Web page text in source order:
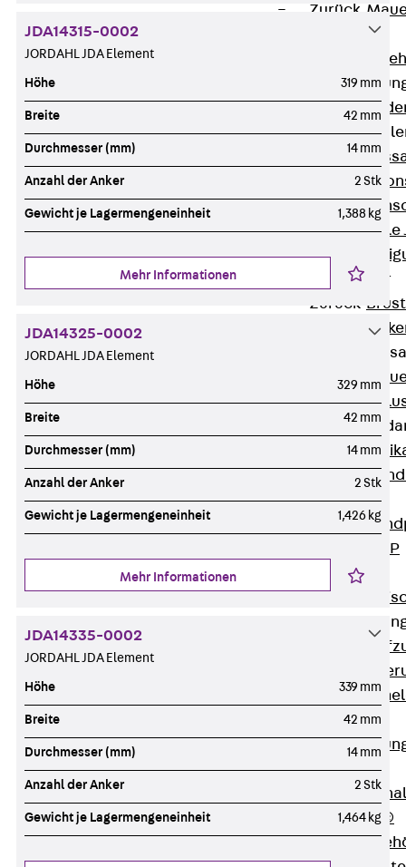
Zurück
Zurück
Winkelkonsole
Brüstungsanker
Zurück
Zurück
Attika-
Zurück
Windposts
Zurück
Windpost JWP
Schallisolation
Schalrohre
Zurück
RAPIDOBAT®
Schalrohre
JDA14315-0002
JORDAHL JDA Element
Höhe 319 mm
Breite 42 mm
Durchmesser (mm) 14 mm
Anzahl der Anker 2 Stk
Gewicht je Lagermengeneinheit 1,388 kg
Mehr Informationen
JDA14325-0002
JORDAHL JDA Element
Höhe 329 mm
Breite 42 mm
Durchmesser (mm) 14 mm
Anzahl der Anker 2 Stk
Gewicht je Lagermengeneinheit 1,426 kg
Mehr Informationen
JDA14335-0002
JORDAHL JDA Element
Höhe 339 mm
Breite 42 mm
Durchmesser (mm) 14 mm
Anzahl der Anker 2 Stk
Gewicht je Lagermengeneinheit 1,464 kg